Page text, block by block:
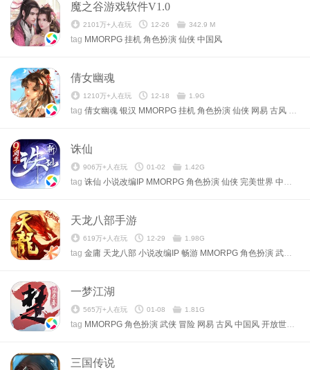
魔之谷游戏软件V1.0
2101万+人在玩 12-26 342.9 M
tag MMORPG 挂机 角色扮演 仙侠 中国风
倩女幽魂
1210万+人在玩 12-18 1.9G
tag 倩女幽魂 银汉 MMORPG 挂机 角色扮演 仙侠 网易 古风 中国
诛仙
906万+人在玩 01-02 1.42G
tag 诛仙 小说改编IP MMORPG 角色扮演 仙侠 完美世界 中国风
天龙八部手游
619万+人在玩 12-29 1.98G
tag 金庸 天龙八部 小说改编IP 畅游 MMORPG 角色扮演 武侠
一梦江湖
565万+人在玩 01-08 1.81G
tag MMORPG 角色扮演 武侠 冒险 网易 古风 中国风 开放世界
三国传说